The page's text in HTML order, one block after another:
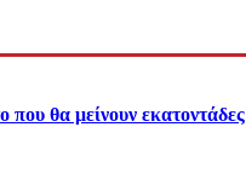
θα μείνουν εκατοντάδες